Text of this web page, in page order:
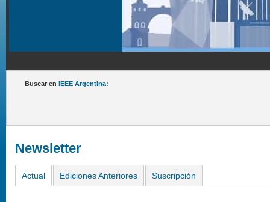
Buscar en IEEE Argentina:
Newsletter
Actual Ediciones Anteriores Suscripción